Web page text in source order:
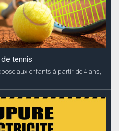
tennis
aux enfants à partir de 4 ans,